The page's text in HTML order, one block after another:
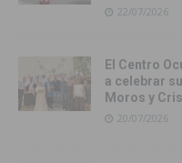
22/07/2026
El Centro
a celebrar
Moros y
20/07/2026